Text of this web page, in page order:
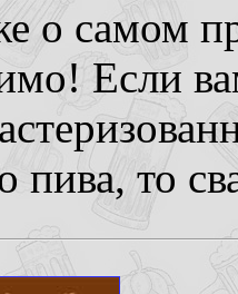
о самом
Если
пива, то